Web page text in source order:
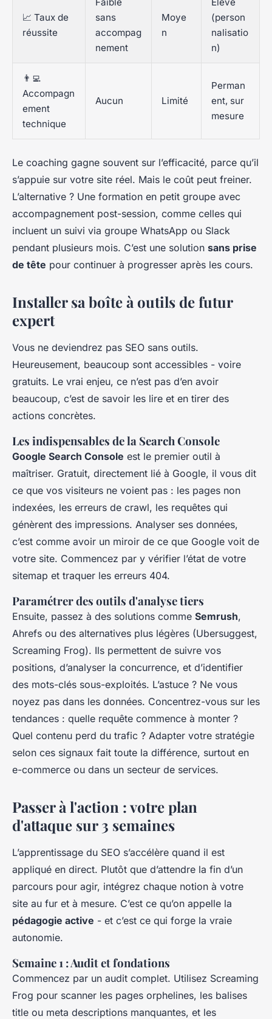
📈 Taux de
réussite
sans
accompag
nement
Moye
n
(person
nalisatio
n)
👨‍💻
Accompagn
ement
technique
Aucun Limité
Perman
ent, sur
mesure
Le coaching gagne souvent sur l’efficacité, parce qu’il
s’appuie sur votre site réel. Mais le coût peut freiner.
L’alternative ? Une formation en petit groupe avec
accompagnement post-session, comme celles qui
incluent un suivi via groupe WhatsApp ou Slack
pendant plusieurs mois. C’est une solution sans prise
de tête pour continuer à progresser après les cours.
Installer sa boîte à outils de futur
expert
Vous ne deviendrez pas SEO sans outils.
Heureusement, beaucoup sont accessibles - voire
gratuits. Le vrai enjeu, ce n’est pas d’en avoir
beaucoup, c’est de savoir les lire et en tirer des
actions concrètes.
Les indispensables de la Search Console
Google Search Console est le premier outil à
maîtriser. Gratuit, directement lié à Google, il vous dit
ce que vos visiteurs ne voient pas : les pages non
indexées, les erreurs de crawl, les requêtes qui
génèrent des impressions. Analyser ses données,
c’est comme avoir un miroir de ce que Google voit de
votre site. Commencez par y vérifier l’état de votre
sitemap et traquer les erreurs 404.
Paramétrer des outils d'analyse tiers
Ensuite, passez à des solutions comme Semrush,
Ahrefs ou des alternatives plus légères (Ubersuggest,
Screaming Frog). Ils permettent de suivre vos
positions, d’analyser la concurrence, et d’identifier
des mots-clés sous-exploités. L’astuce ? Ne vous
noyez pas dans les données. Concentrez-vous sur les
tendances : quelle requête commence à monter ?
Quel contenu perd du trafic ? Adapter votre stratégie
selon ces signaux fait toute la différence, surtout en
e-commerce ou dans un secteur de services.
Passer à l'action : votre plan
d'attaque sur 3 semaines
L’apprentissage du SEO s’accélère quand il est
appliqué en direct. Plutôt que d’attendre la fin d’un
parcours pour agir, intégrez chaque notion à votre
site au fur et à mesure. C’est ce qu’on appelle la
pédagogie active - et c’est ce qui forge la vraie
autonomie.
Semaine 1 : Audit et fondations
Commencez par un audit complet. Utilisez Screaming
Frog pour scanner les pages orphelines, les balises
title ou meta descriptions manquantes, et les